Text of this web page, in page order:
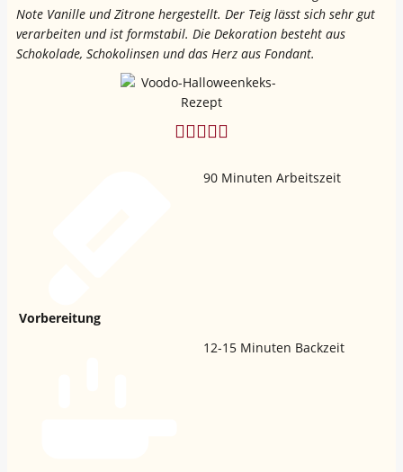
Note Vanille und Zitrone hergestellt. Der Teig lässt sich sehr gut
verarbeiten und ist formstabil. Die Dekoration besteht aus
Schokolade, Schokolinsen und das Herz aus Fondant.
Vorbereitung
90 Minuten Arbeitszeit
12-15 Minuten Backzeit